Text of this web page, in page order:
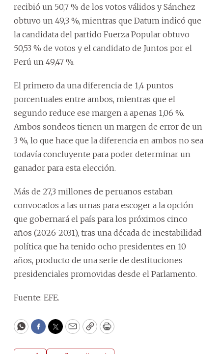
recibió un 50,7 % de los votos válidos y Sánchez
obtuvo un 49,3 %, mientras que Datum indicó que
la candidata del partido Fuerza Popular obtuvo
50,53 % de votos y el candidato de Juntos por el
Perú un 49,47 %.
El primero da una diferencia de 1,4 puntos
porcentuales entre ambos, mientras que el
segundo reduce ese margen a apenas 1,06 %.
Ambos sondeos tienen un margen de error de un
3 %, lo que hace que la diferencia en ambos no sea
todavía concluyente para poder determinar un
ganador para esta elección.
Más de 27,3 millones de peruanos estaban
convocados a las urnas para escoger a la opción
que gobernará el país para los próximos cinco
años (2026-2031), tras una década de inestabilidad
política que ha tenido ocho presidentes en 10
años, producto de una serie de destituciones
presidenciales promovidas desde el Parlamento.
Fuente: EFE.
WhatsApp
Facebook
Twitter
EmailCopyPrint